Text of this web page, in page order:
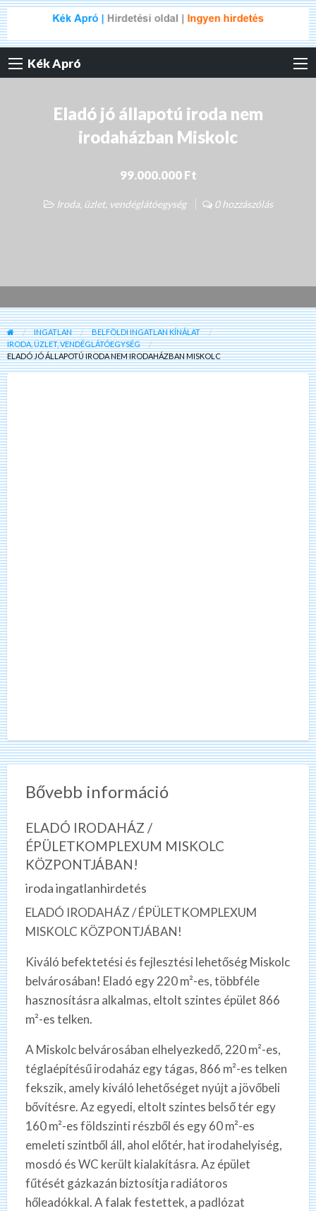
Kék Apró
Eladó jó állapotú iroda nem
irodaházban Miskolc
99.000.000 Ft
Iroda, üzlet, vendéglátóegység 0 hozzászólás
INGATLAN
BELFÖLDI INGATLAN KÍNÁLAT
IRODA, ÜZLET, VENDÉGLÁTÓEGYSÉG
ELADÓ JÓ ÁLLAPOTÚ IRODA NEM IRODAHÁZBAN MISKOLC
Bővebb információ
ELADÓ IRODAHÁZ /
ÉPÜLETKOMPLEXUM MISKOLC
KÖZPONTJÁBAN!
iroda ingatlanhirdetés
ELADÓ IRODAHÁZ / ÉPÜLETKOMPLEXUM
MISKOLC KÖZPONTJÁBAN!
Kiváló befektetési és fejlesztési lehetőség Miskolc
belvárosában! Eladó egy 220 m²-es, többféle
hasznosításra alkalmas, eltolt szintes épület 866
m²-es telken.
A Miskolc belvárosában elhelyezkedő, 220 m²-es,
téglaépítésű irodaház egy tágas, 866 m²-es telken
fekszik, amely kiváló lehetőséget nyújt a jövőbeli
bővítésre. Az egyedi, eltolt szintes belső tér egy
160 m²-es földszinti részből és egy 60 m²-es
emeleti szintből áll, ahol előtér, hat irodahelyiség,
mosdó és WC került kialakításra. Az épület
fűtését gázkazán biztosítja radiátoros
hőleadókkal. A falak festettek, a padlózat